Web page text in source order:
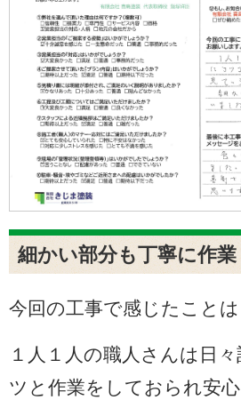
細かい部分も丁寧に作業
今回の工事で感じたことは
１人１人の職人さんは日
ツと作業をしておられ安